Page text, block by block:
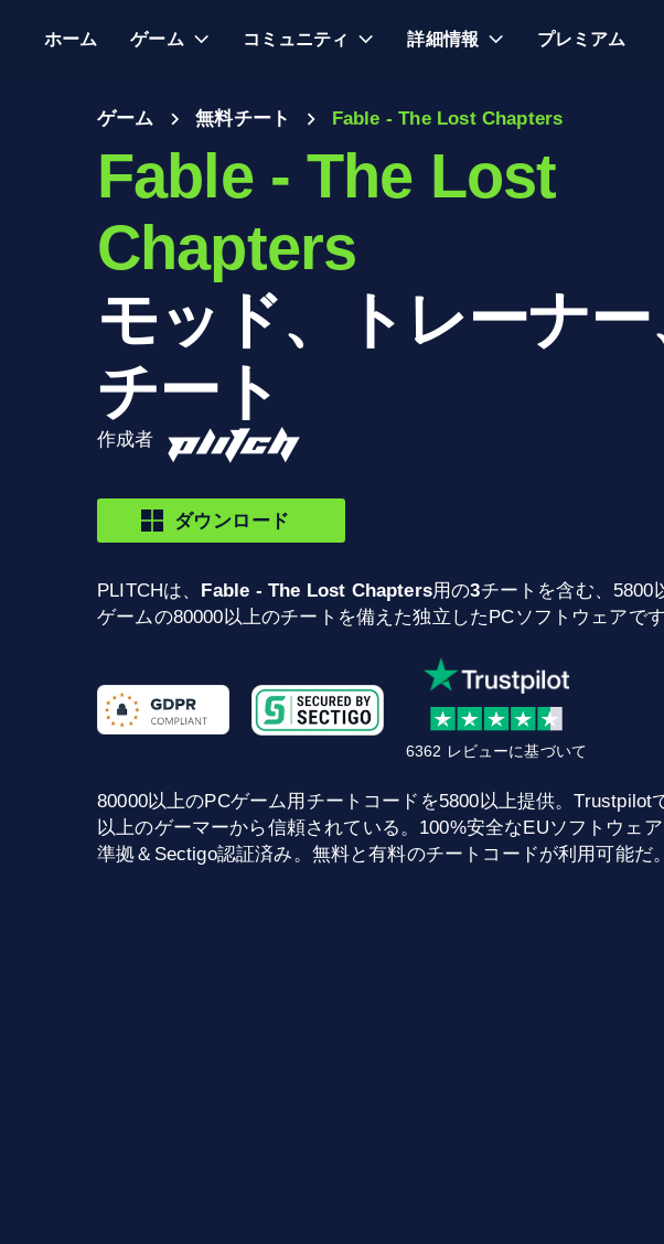
ホーム ゲーム コミュニティ 詳細情報 プレミアム
ゲーム 無料チート Fable - The Lost Chapters
Fable - The Lost
Chapters
モッド、トレーナー
チート
作成者
ダウンロード
PLITCHは、 Fable - The Lost Chapters用の3チートを含む、5800
ゲームの80000以上のチートを備えた独立したPCソフトウェアです
6362 レビューに基づいて
80000以上のPCゲーム用チートコードを5800以上提供。Trustpilot
以上のゲーマーから信頼されている。100%安全なEUソフトウェ
準拠＆Sectigo認証済み。無料と有料のチートコードが利用可能だ。